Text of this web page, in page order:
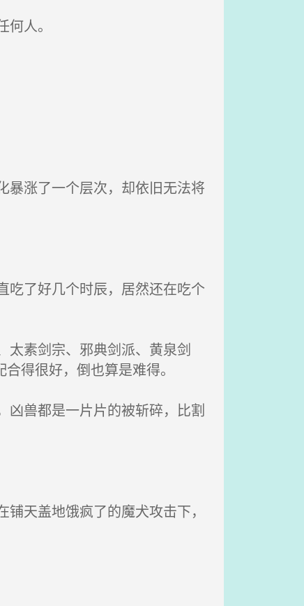
人。
涨了一个层次，却依旧无法将
了好几个时辰，居然还在吃个
素剑宗、邪典剑派、黄泉剑
得很好，倒也算是难得。
兽都是一片片的被斩碎，比割
天盖地饿疯了的魔犬攻击下，